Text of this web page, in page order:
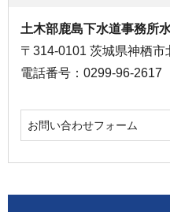
土木部鹿島下水道事務所
〒314-0101 茨城県神栖市
電話番号：0299-96-2617
お問い合わせフォーム